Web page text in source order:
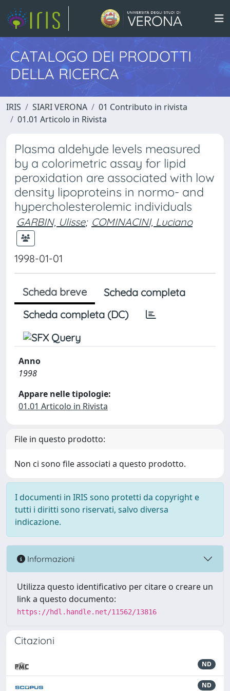
CATALOGO DEI PRODOTTI
DELLA RICERCA
IRIS SIARI VERONA
01 Contributo in rivista
01.01 Articolo in Rivista
Plasma aldehyde levels measured
by a colorimetric assay for lipid
peroxidation are associated with low
density lipoproteins in normo- and
hypercholesterolemic individuals
GARBIN, Ulisse; COMINACINI, Luciano
1998-01-01
Scheda breve
Scheda completa
Scheda completa (DC)
Anno
1998
Appare nelle tipologie:
01.01 Articolo in Rivista
File in questo prodotto:
Non ci sono file associati a questo prodotto.
I documenti in IRIS sono protetti da copyright e
tutti i diritti sono riservati, salvo diversa
indicazione.
Informazioni
Utilizza questo identificativo per citare o creare un
link a questo documento:
https://hdl.handle.net/11562/13816
Citazioni
ND
ND